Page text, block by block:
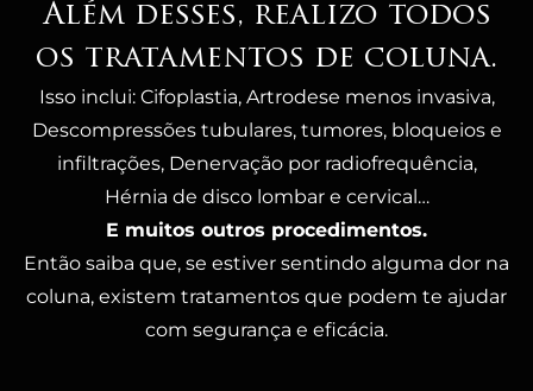
Além desses, realizo todos
os tratamentos de coluna.
Isso inclui: Cifoplastia, Artrodese menos invasiva,
Descompressões tubulares, tumores, bloqueios e
infiltrações, Denervação por radiofrequência,
Hérnia de disco lombar e cervical…
E muitos outros procedimentos.
Então saiba que, se estiver sentindo alguma dor na
coluna, existem tratamentos que podem te ajudar
com segurança e eficácia.